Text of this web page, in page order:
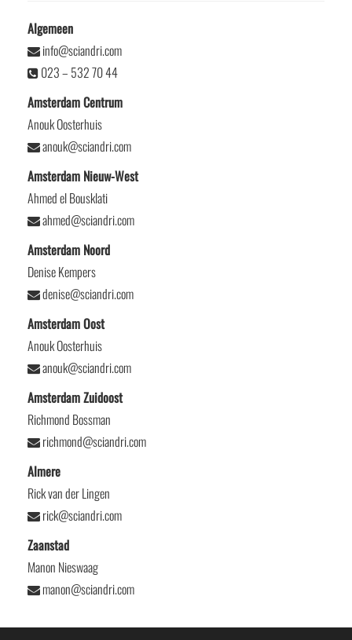
Algemeen
info@sciandri.com
023 – 532 70 44
Amsterdam Centrum
Anouk Oosterhuis
anouk@sciandri.com
Amsterdam Nieuw-West
Ahmed el Bousklati
ahmed@sciandri.com
Amsterdam Noord
Denise Kempers
denise@sciandri.com
Amsterdam Oost
Anouk Oosterhuis
anouk@sciandri.com
Amsterdam Zuidoost
Richmond Bossman
richmond@sciandri.com
Almere
Rick van der Lingen
rick@sciandri.com
Zaanstad
Manon Nieswaag
manon@sciandri.com